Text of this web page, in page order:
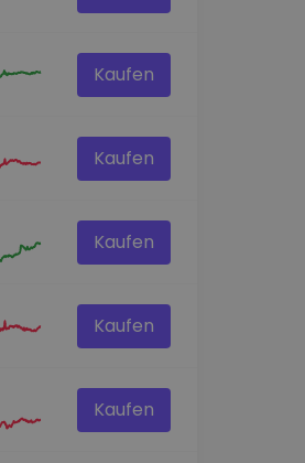
Kaufen
Kaufen
Kaufen
Kaufen
Kaufen